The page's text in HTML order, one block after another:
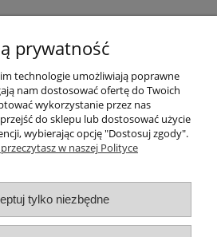
(0)
Pomoc
i dostawa
prywatność
technologie umożliwiają poprawne
nam dostosować ofertę do Twoich
wykorzystanie przez nas
do sklepu lub dostosować użycie
wybierając opcję "Dostosuj zgody".
w naszej Polityce
tylko niezbędne